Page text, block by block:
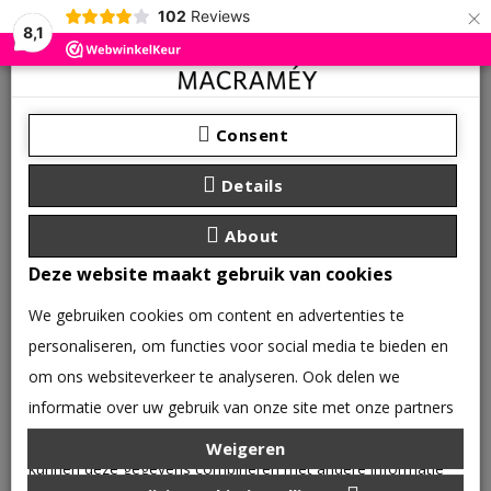
8,1
102 Reviews ×
0 product(en) - €0,00
CATEGORIEËN
Consent
Details
About
Deze website maakt gebruik van cookies
We gebruiken cookies om content en advertenties te
personaliseren, om functies voor social media te bieden en
om ons websiteverkeer te analyseren. Ook delen we
informatie over uw gebruik van onze site met onze partners
kunnen deze gegevens combineren met andere informatie
Weigeren